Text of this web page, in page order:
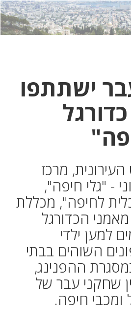
לחץ
כאן
לחץ
כדי
ישתתפו
מרכז
- "גלי חיפה",
לחיפה", מכללת
הכדורגל
למען ילדי
השוהים בבתי
ההפנינג,
שחקני עבר של
ומכבי חיפה.